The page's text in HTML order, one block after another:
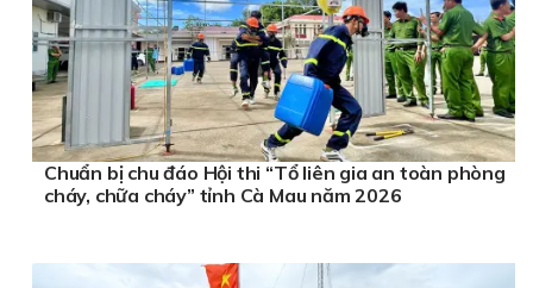
Chuẩn bị chu đáo Hội thi “Tổ liên gia an toàn phòng
cháy, chữa cháy” tỉnh Cà Mau năm 2026